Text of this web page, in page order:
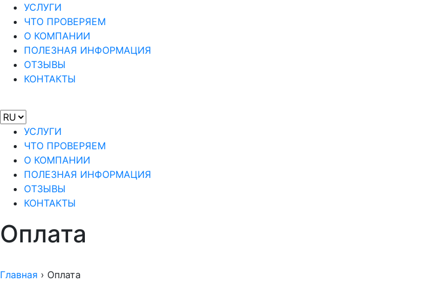
УСЛУГИ
ЧТО ПРОВЕРЯЕМ
О КОМПАНИИ
ПОЛЕЗНАЯ ИНФОРМАЦИЯ
ОТЗЫВЫ
КОНТАКТЫ
УСЛУГИ
ЧТО ПРОВЕРЯЕМ
О КОМПАНИИ
ПОЛЕЗНАЯ ИНФОРМАЦИЯ
ОТЗЫВЫ
КОНТАКТЫ
Оплата
Главная › Оплата